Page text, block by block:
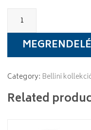
Wellis
Bellini
zuhany
csaptelep
quantity
Category: Bellini
Related